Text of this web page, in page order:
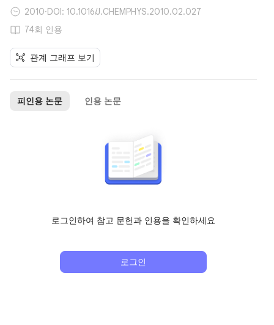
2010·DOI: 10.1016/J.CHEMPHYS.2010.02.027
74회 인용
관계 그래프 보기
피인용 논문 인용 논문
로그인하여 참고 문헌과 인용을 확인하세요
로그인